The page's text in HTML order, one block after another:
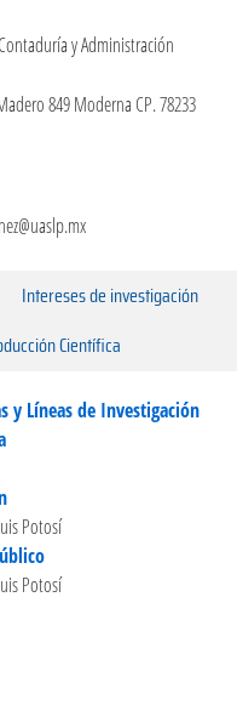
y Administración
849 Moderna CP. 78233
Intereses de investigación
Científica
y Líneas de Investigación
Potosí
Potosí